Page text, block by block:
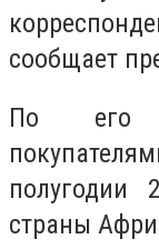
сообщает
По его
полугодии
страны